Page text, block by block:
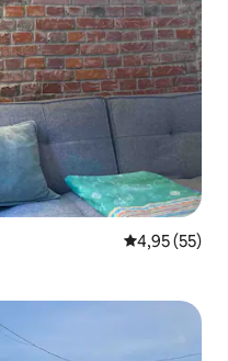
Classificação
4,95 (55)